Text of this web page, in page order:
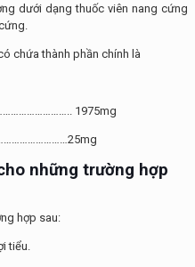
dưới dạng thuốc viên nang cứng
chứa thành phần chính là
1975mg
những trường hợp
hợp sau:
tiểu.